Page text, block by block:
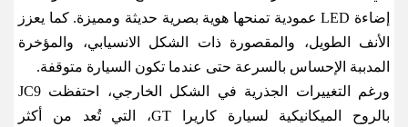
إضاءة
عمودية تمنحها هوية بصرية حديثة ومميزة. كما يعزز
الأنف الطويل، والمقصورة ذات الشكل الانسيابي، والمؤخرة
المدببة الإحساس بالسرعة حتى عندما تكون السيارة متوقفة.
ورغم التغييرات الجذرية في الشكل الخارجي، احتفظت
بالروح الميكانيكية لسيارة كاريرا
، التي تُعد من أكثر